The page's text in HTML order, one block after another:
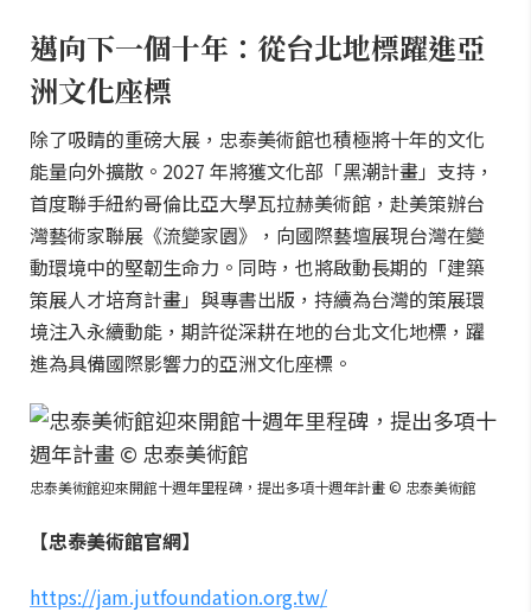
邁向下一個十年：從台北地標躍進亞
洲文化座標
除了吸睛的重磅大展，忠泰美術館也積極將十年的文化
能量向外擴散。2027 年將獲文化部「黑潮計畫」支持，
首度聯手紐約哥倫比亞大學瓦拉赫美術館，赴美策辦台
灣藝術家聯展《流變家園》，向國際藝壇展現台灣在變
動環境中的堅韌生命力。同時，也將啟動長期的「建築
策展人才培育計畫」與專書出版，持續為台灣的策展環
境注入永續動能，期許從深耕在地的台北文化地標，躍
進為具備國際影響力的亞洲文化座標。
忠泰美術館迎來開館十週年里程碑，提出多項十週年計畫 © 忠泰美術館
【忠泰美術館官網】
https://jam.jutfoundation.org.tw/